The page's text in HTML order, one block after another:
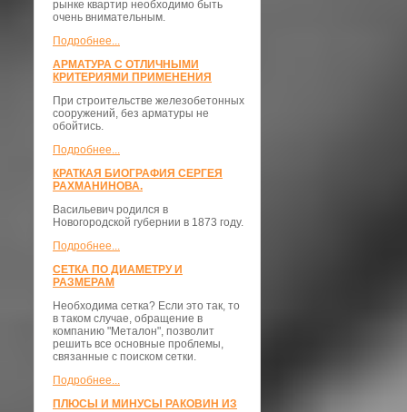
рынке квартир необходимо быть
очень внимательным.
Подробнее...
АРМАТУРА С ОТЛИЧНЫМИ
КРИТЕРИЯМИ ПРИМЕНЕНИЯ
При строительстве железобетонных
сооружений, без арматуры не
обойтись.
Подробнее...
КРАТКАЯ БИОГРАФИЯ СЕРГЕЯ
РАХМАНИНОВА.
Васильевич родился в
Новогородской губернии в 1873 году.
Подробнее...
СЕТКА ПО ДИАМЕТРУ И
РАЗМЕРАМ
Необходима сетка? Если это так, то
в таком случае, обращение в
компанию "Металон", позволит
решить все основные проблемы,
связанные с поиском сетки.
Подробнее...
ПЛЮСЫ И МИНУСЫ РАКОВИН ИЗ